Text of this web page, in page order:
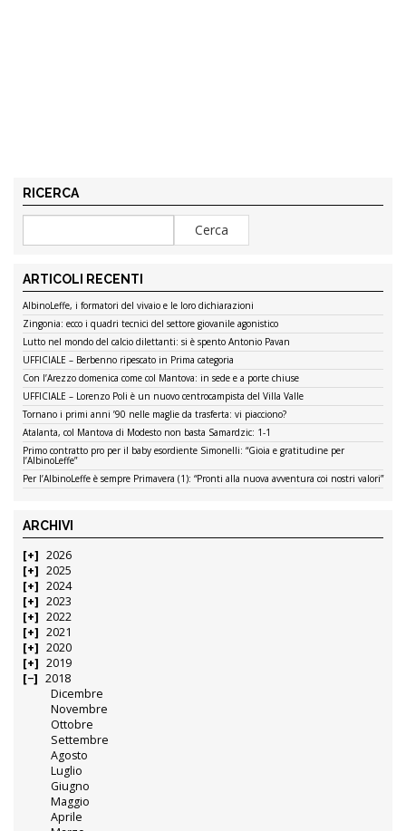
RICERCA
ARTICOLI RECENTI
AlbinoLeffe, i formatori del vivaio e le loro dichiarazioni
Zingonia: ecco i quadri tecnici del settore giovanile agonistico
Lutto nel mondo del calcio dilettanti: si è spento Antonio Pavan
UFFICIALE – Berbenno ripescato in Prima categoria
Con l’Arezzo domenica come col Mantova: in sede e a porte chiuse
UFFICIALE – Lorenzo Poli è un nuovo centrocampista del Villa Valle
Tornano i primi anni ’90 nelle maglie da trasferta: vi piacciono?
Atalanta, col Mantova di Modesto non basta Samardzic: 1-1
Primo contratto pro per il baby esordiente Simonelli: “Gioia e gratitudine per
l’AlbinoLeffe”
Per l’AlbinoLeffe è sempre Primavera (1): “Pronti alla nuova avventura coi nostri valori”
ARCHIVI
2026
2025
2024
2023
2022
2021
2020
2019
2018
Dicembre
Novembre
Ottobre
Settembre
Agosto
Luglio
Giugno
Maggio
Aprile